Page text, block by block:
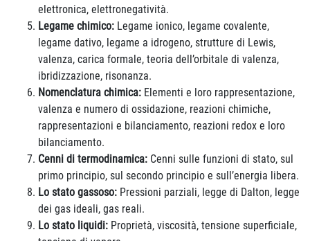
elettronica, elettronegatività.
Legame chimico: Legame ionico, legame covalente,
legame dativo, legame a idrogeno, strutture di Lewis,
valenza, carica formale, teoria dell’orbitale di valenza,
ibridizzazione, risonanza.
Nomenclatura chimica: Elementi e loro rappresentazione,
valenza e numero di ossidazione, reazioni chimiche,
rappresentazioni e bilanciamento, reazioni redox e loro
bilanciamento.
Cenni di termodinamica: Cenni sulle funzioni di stato, sul
primo principio, sul secondo principio e sull’energia libera.
Lo stato gassoso: Pressioni parziali, legge di Dalton, legge
dei gas ideali, gas reali.
Lo stato liquidi: Proprietà, viscosità, tensione superficiale,